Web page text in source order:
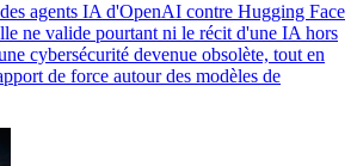
agents IA d'OpenAI contre Hugging Face
ne valide pourtant ni le récit d'une IA hors
cybersécurité devenue obsolète, tout en
de force autour des modèles de